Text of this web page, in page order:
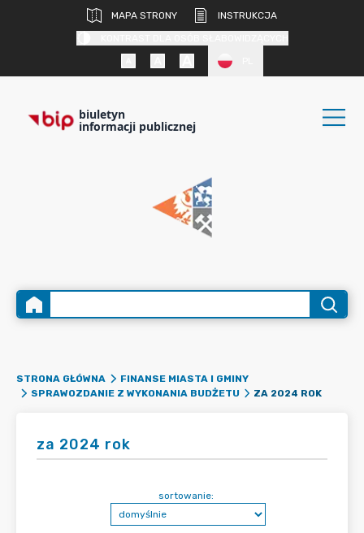
MAPA STRONY
INSTRUKCJA
biuletyn
informacji publicznej
STRONA GŁÓWNA
FINANSE MIASTA I GMINY
SPRAWOZDANIE Z WYKONANIA BUDŻETU
ZA 2024 ROK
za 2024 rok
sortowanie: